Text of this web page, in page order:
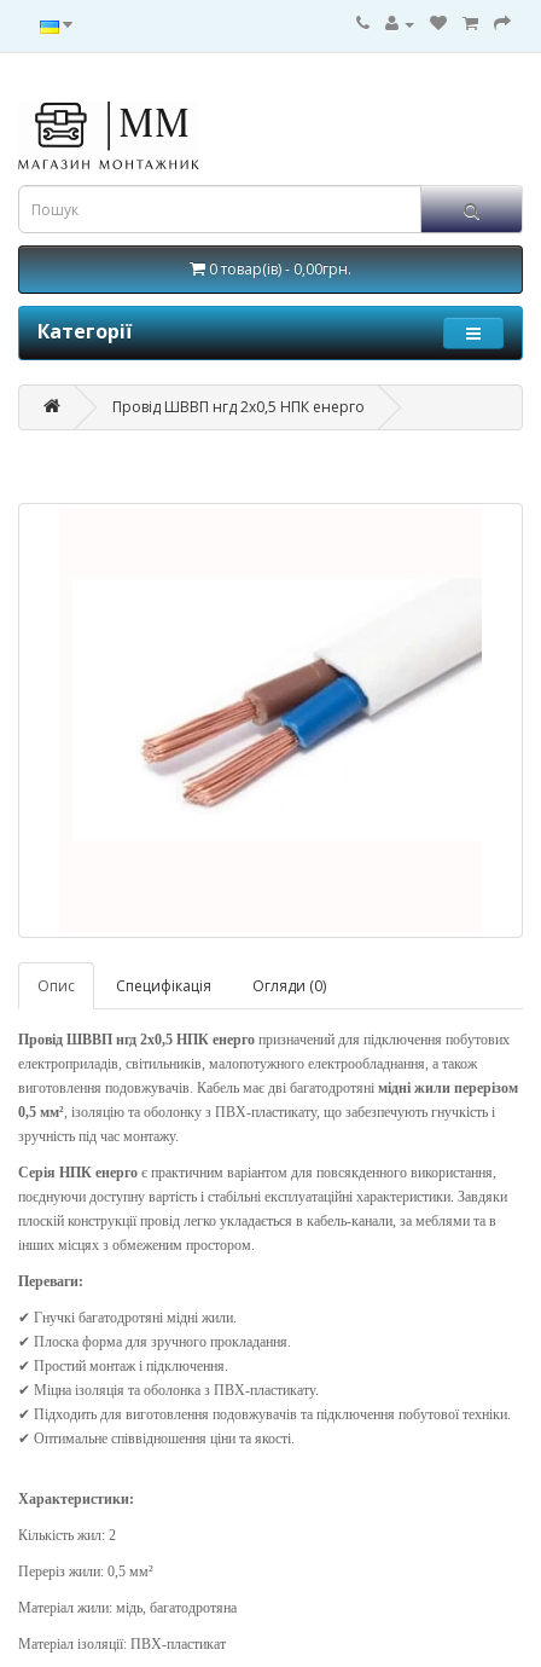
0 товар(ів) - 0,00грн.
Категорії
Провід ШВВП нгд 2x0,5 НПК енерго
Опис Специфікація Огляди (0)
Провід ШВВП нгд 2х0,5 НПК енерго призначений для підключення побутових
електроприладів, світильників, малопотужного електрообладнання, а також
виготовлення подовжувачів. Кабель має дві багатодротяні мідні жили перерізом
0,5 мм², ізоляцію та оболонку з ПВХ-пластикату, що забезпечують гнучкість і
зручність під час монтажу.
Серія НПК енерго є практичним варіантом для повсякденного використання,
поєднуючи доступну вартість і стабільні експлуатаційні характеристики. Завдяки
плоскій конструкції провід легко укладається в кабель-канали, за меблями та в
інших місцях з обмеженим простором.
Переваги:
✔ Гнучкі багатодротяні мідні жили.
✔ Плоска форма для зручного прокладання.
✔ Простий монтаж і підключення.
✔ Міцна ізоляція та оболонка з ПВХ-пластикату.
✔ Підходить для виготовлення подовжувачів та підключення побутової техніки.
✔ Оптимальне співвідношення ціни та якості.
Характеристики:
Кількість жил: 2
Переріз жили: 0,5 мм²
Матеріал жили: мідь, багатодротяна
Матеріал ізоляції: ПВХ-пластикат